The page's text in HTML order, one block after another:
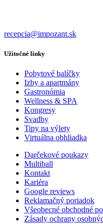
recepcia@impozant.sk
Užitočné linky
Pobytové balíčky
Izby a apartmány
Gastronómia
Wellness & SPA
Kongresy
Svadby
Tipy na výlety
Virtuálna obhliadka
Darčekové poukazy
Multiball
Kontakt
Kariéra
Google reviews
Reklamačný poriadok
Všeobecné obchodné
Zásady ochrany